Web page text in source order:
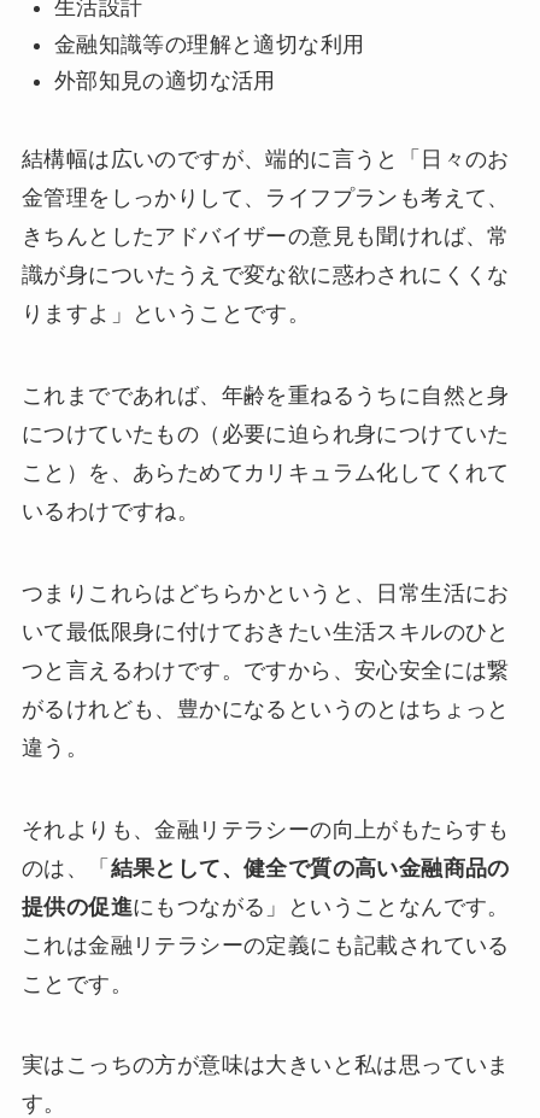
生活設計
金融知識等の理解と適切な利用
外部知見の適切な活用
結構幅は広いのですが、端的に言うと「日々のお
金管理をしっかりして、ライフプランも考えて、
きちんとしたアドバイザーの意見も聞ければ、常
識が身についたうえで変な欲に惑わされにくくな
りますよ」ということです。
これまでであれば、年齢を重ねるうちに自然と身
につけていたもの（必要に迫られ身につけていた
こと）を、あらためてカリキュラム化してくれて
いるわけですね。
つまりこれらはどちらかというと、日常生活にお
いて最低限身に付けておきたい生活スキルのひと
つと言えるわけです。ですから、安心安全には繋
がるけれども、豊かになるというのとはちょっと
違う。
それよりも、金融リテラシーの向上がもたらすも
のは、「 結果として、健全で質の高い金融商品の
提供の促進にもつながる」ということなんです。
これは金融リテラシーの定義にも記載されている
ことです。
実はこっちの方が意味は大きいと私は思っていま
す。